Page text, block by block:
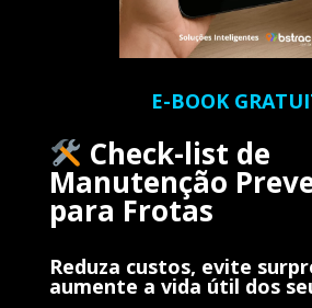
E-BOOK
Check-list de
Manutenção
para Frotas
Reduza custos, evite
aumente a vida útil dos